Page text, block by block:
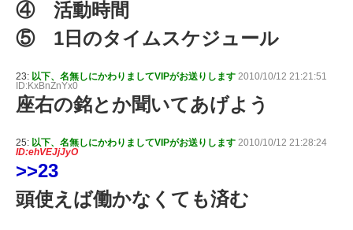
④ 活動時間
⑤ 1日のタイムスケジュール
23: 以下、名無しにかわりましてVIPがお送りします 2010/10/12 21:21:51
ID:KxBnZnYx0
座右の銘とか聞いてあげよう
25: 以下、名無しにかわりましてVIPがお送りします 2010/10/12 21:28:24
ID:ehVEJjJyO
>>23
頭使えば働かなくても済む